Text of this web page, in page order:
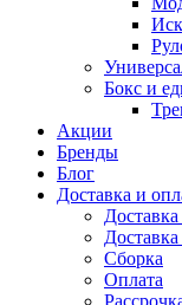
Бокс и
Акции
Бренды
Блог
Доставка и
Сборка
Оплата